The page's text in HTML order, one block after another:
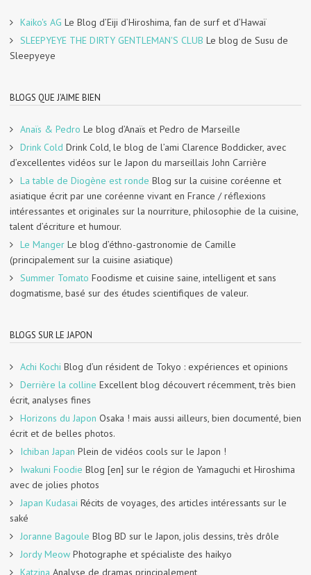
Kaiko's AG Le Blog d’Eiji d’Hiroshima, fan de surf et d’Hawaï
SLEEPYEYE THE DIRTY GENTLEMAN'S CLUB Le blog de Susu de
Sleepyeye
BLOGS QUE J'AIME BIEN
Anaïs & Pedro Le blog d’Anaïs et Pedro de Marseille
Drink Cold Drink Cold, le blog de l’ami Clarence Boddicker, avec
d’excellentes vidéos sur le Japon du marseillais John Carrière
La table de Diogène est ronde Blog sur la cuisine coréenne et
asiatique écrit par une coréenne vivant en France / réflexions
intéressantes et originales sur la nourriture, philosophie de la cuisine,
talent d’écriture et humour.
Le Manger Le blog d’éthno-gastronomie de Camille
(principalement sur la cuisine asiatique)
Summer Tomato Foodisme et cuisine saine, intelligent et sans
dogmatisme, basé sur des études scientifiques de valeur.
BLOGS SUR LE JAPON
Achi Kochi Blog d’un résident de Tokyo : expériences et opinions
Derrière la colline Excellent blog découvert récemment, très bien
écrit, analyses fines
Horizons du Japon Osaka ! mais aussi ailleurs, bien documenté, bien
écrit et de belles photos.
Ichiban Japan Plein de vidéos cools sur le Japon !
Iwakuni Foodie Blog [en] sur le région de Yamaguchi et Hiroshima
avec de jolies photos
Japan Kudasai Récits de voyages, des articles intéressants sur le
saké
Joranne Bagoule Blog BD sur le Japon, jolis dessins, très drôle
Jordy Meow Photographe et spécialiste des haikyo
Katzina Analyse de dramas principalement